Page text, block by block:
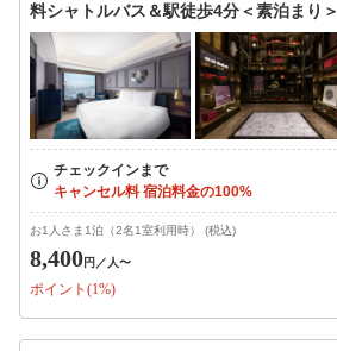
料シャトルバス＆駅徒歩4分＜素泊まり＞
お1人さま1泊（2名1室利用時） (税込)
8,400円 ／人〜
ポイント(1%)